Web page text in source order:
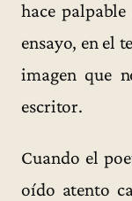
hace
ensayo, en el
imagen que
escritor.
Cuando el
oído atento